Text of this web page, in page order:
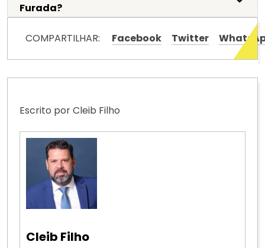
Furada?
COMPARTILHAR: Facebook Twitter
Escrito por Cleib Filho
Cleib Filho